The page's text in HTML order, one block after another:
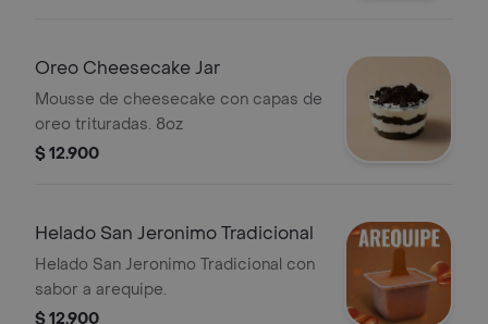
Oreo Cheesecake Jar
Mousse de cheesecake con capas de
oreo trituradas. 8oz
$ 12.900
Helado San Jeronimo Tradicional
Helado San Jeronimo Tradicional con
sabor a arequipe.
$ 12.900